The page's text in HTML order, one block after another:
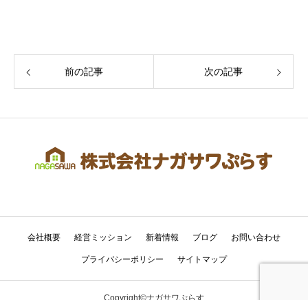
前の記事 次の記事
会社概要 経営ミッション 新着情報 ブログ お問い合わせ
プライバシーポリシー サイトマップ
Copyright©ナガサワぷらす